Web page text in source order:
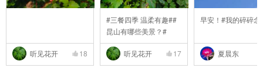
听见花开 18
#三餐四季 温柔有趣##
昆山有哪些美景？#
听见花开 17
早安！#我的碎碎念
夏晨东